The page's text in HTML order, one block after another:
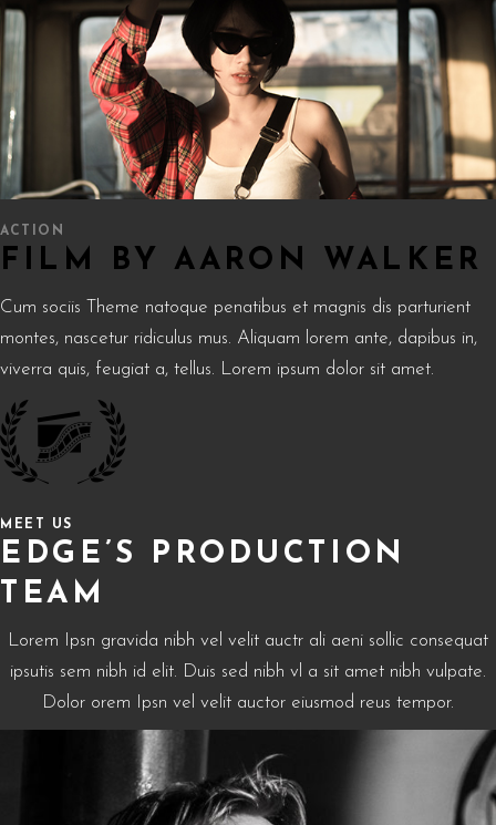
ACTION
FILM BY AARON WALKER
Cum sociis Theme natoque penatibus et magnis dis parturient
montes, nascetur ridiculus mus. Aliquam lorem ante, dapibus in,
viverra quis, feugiat a, tellus. Lorem ipsum dolor sit amet.
MEET US
EDGE’S PRODUCTION
TEAM
Lorem Ipsn gravida nibh vel velit auctr ali aeni sollic consequat
ipsutis sem nibh id elit. Duis sed nibh vl a sit amet nibh vulpate.
Dolor orem Ipsn vel velit auctor eiusmod reus tempor.